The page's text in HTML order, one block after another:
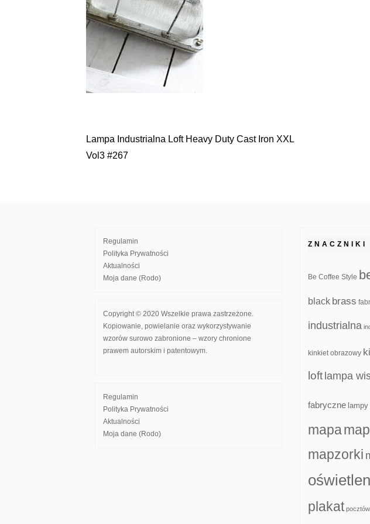
Nawigacja
Lampa Industrialna Loft Heavy Duty Cast Iron XXL
Vol3 #267
Regulamin
Polityka Prywatności
Aktualności
Moja dane (Rodo)
Copyright © 2020 Wszelkie prawa zastrzeżone.
Kopiowanie, powielanie oraz wykorzystywanie
wzorów surowo zabronione – wzory chronione
prawem autorskim i patentowym.
Regulamin
Polityka Prywatności
Aktualności
Moja dane (Rodo)
ZNACZNIKI
Be Coffee Style
black brass
industrialna
kinkiet obrazowy
loft lampa
fabryczne
mapa
mapzorki
plakat